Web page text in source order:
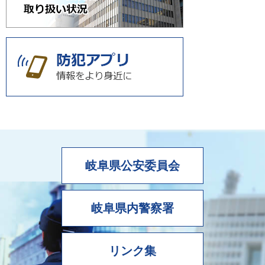
岐阜県公安委員会
岐阜県内警察署
リンク集